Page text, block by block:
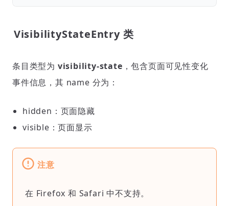
VisibilityStateEntry 类
条目类型为 visibility-state ，包含页面可见性变化
事件信息，其 name 分为：
hidden：页面隐藏
visible：页面显示
注意
在 Firefox 和 Safari 中不支持。